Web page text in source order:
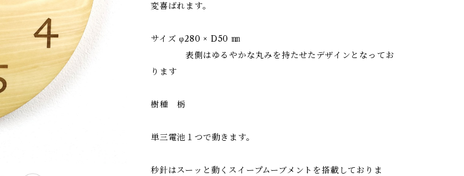
変喜ばれます。
サイズ φ280 × D50 ㎜
表側はゆるやかな丸みを持たせたデザインとなってお
ります
樹種 栃
単三電池１つで動きます。
秒針はスーッと動くスイープムーブメントを搭載しておりま